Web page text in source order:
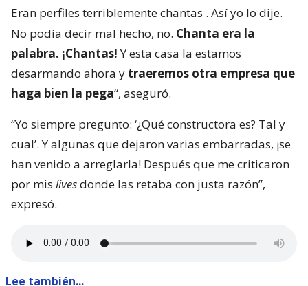
Eran perfiles terriblemente chantas . Así yo lo dije.
No podía decir mal hecho, no. Chanta era la
palabra. ¡Chantas!Y esta casa la estamos
desarmando ahora y traeremos otra empresa que
haga bien la pega“, aseguró.
“Yo siempre pregunto: ‘¿Qué constructora es? Tal y
cual’. Y algunas que dejaron varias embarradas, ¡se
han venido a arreglarla! Después que me criticaron
por mis livesdonde las retaba con justa razón”,
expresó.
Lee también...